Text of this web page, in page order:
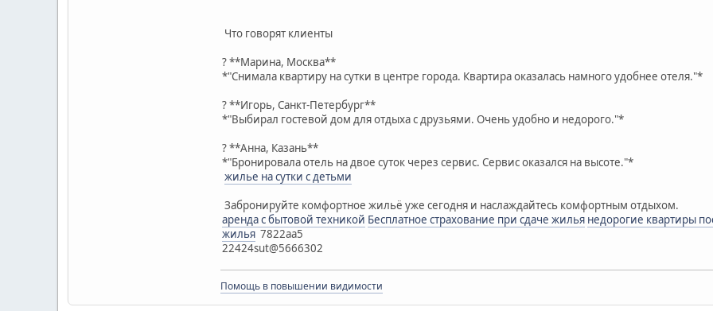
Что говорят клиенты
? **Марина, Москва**
*"Снимала квартиру на сутки в центре города. Квартира оказалась намного удобнее отеля."*
? **Игорь, Санкт-Петербург**
*"Выбирал гостевой дом для отдыха с друзьями. Очень удобно и недорого."*
? **Анна, Казань**
*"Бронировала отель на двое суток через сервис. Сервис оказался на высоте."*
жилье на сутки с детьми
Забронируйте комфортное жильё уже сегодня и наслаждайтесь комфортным отдыхом.
аренда с бытовой техникой Бесплатное страхование при сдаче жилья недорогие квартиры
жилья 7822aa5
22424sut@5666302
Помощь в повышении видимости